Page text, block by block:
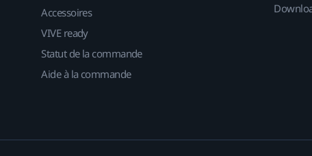
Accessoires
VIVE ready
Statut de la commande
Aide à la commande